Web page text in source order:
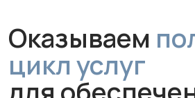
Монтаж
Профессиональная установка
за 1 час без грязи и сложного
ремонта. Гарантируем